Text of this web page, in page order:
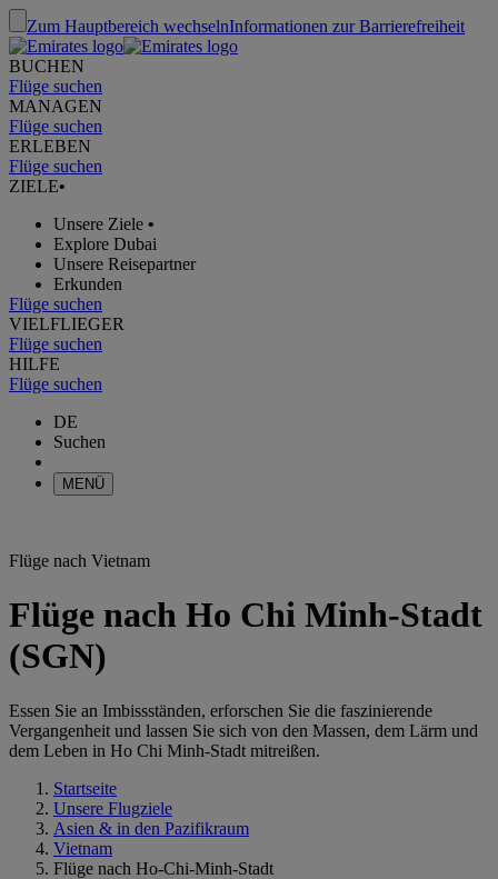
Zum Hauptbereich wechselnInformationen zur Barrierefreiheit
BUCHEN
Flüge suchen
MANAGEN
Flüge suchen
ERLEBEN
Flüge suchen
ZIELE•
Unsere Ziele •
Explore Dubai
Unsere Reisepartner
Erkunden
Flüge suchen
VIELFLIEGER
Flüge suchen
HILFE
Flüge suchen
DE
Suchen
MENÜ
Flüge nach Vietnam
Flüge nach Ho Chi Minh-Stadt
(SGN)
Essen Sie an Imbissständen, erforschen Sie die faszinierende
Vergangenheit und lassen Sie sich von den Massen, dem Lärm und
dem Leben in Ho Chi Minh-Stadt mitreißen.
Startseite
Unsere Flugziele
Asien & in den Pazifikraum
Vietnam
Flüge nach Ho-Chi-Minh-Stadt